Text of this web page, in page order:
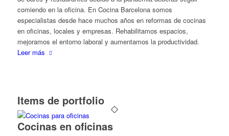
comiendo en la oficina. En Cocina Barcelona somos
especialistas desde hace muchos años en reformas de cocinas
en oficinas, locales y empresas. Rehabilitamos espacios,
mejoramos el entorno laboral y aumentamos la productividad.
Leer más
Items de portfolio
Cocinas en oficinas